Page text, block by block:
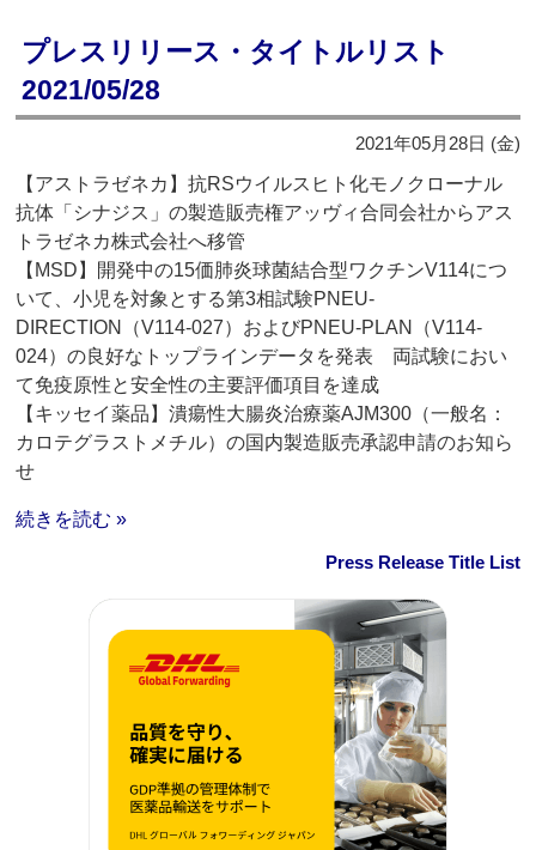
プレスリリース・タイトルリスト
2021/05/28
2021年05月28日 (金)
【アストラゼネカ】抗RSウイルスヒト化モノクローナル
抗体「シナジス」の製造販売権アッヴィ合同会社からアス
トラゼネカ株式会社へ移管
【MSD】開発中の15価肺炎球菌結合型ワクチンV114につ
いて、小児を対象とする第3相試験PNEU-
DIRECTION（V114-027）およびPNEU-PLAN（V114-
024）の良好なトップラインデータを発表 両試験におい
て免疫原性と安全性の主要評価項目を達成
【キッセイ薬品】潰瘍性大腸炎治療薬AJM300（一般名：
カロテグラストメチル）の国内製造販売承認申請のお知ら
せ
続きを読む »
Press Release Title List